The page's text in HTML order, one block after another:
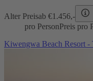
Alter Preisab €1.456,-
pro PersonPreis pro
Kiwengwa Beach Resort -